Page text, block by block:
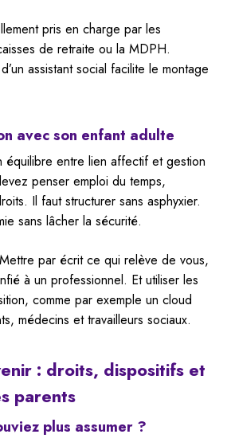
pris en charge par les
de retraite ou la MDPH.
assistant social facilite le montage
avec son enfant adulte
équilibre entre lien affectif et gestion
penser emploi du temps,
Il faut structurer sans asphyxier.
sans lâcher la sécurité.
par écrit ce qui relève de vous,
à un professionnel. Et utiliser les
comme par exemple un cloud
médecins et travailleurs sociaux.
: droits, dispositifs et
parents
plus assumer ?